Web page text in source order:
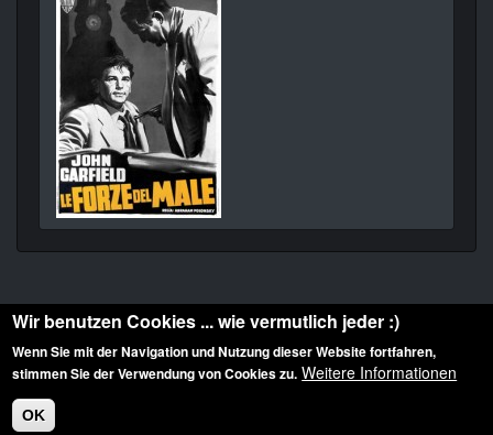
Diese Website ist urheberrechtlich geschützt: © 2010-2026 der Film Noir de. Alle
Rechte vorbehalten.
Wir benutzen Cookies ... wie vermutlich jeder :)
Wenn Sie mit der Navigation und Nutzung dieser Website fortfahren,
stimmen Sie der Verwendung von Cookies zu. Weitere Informationen
OK